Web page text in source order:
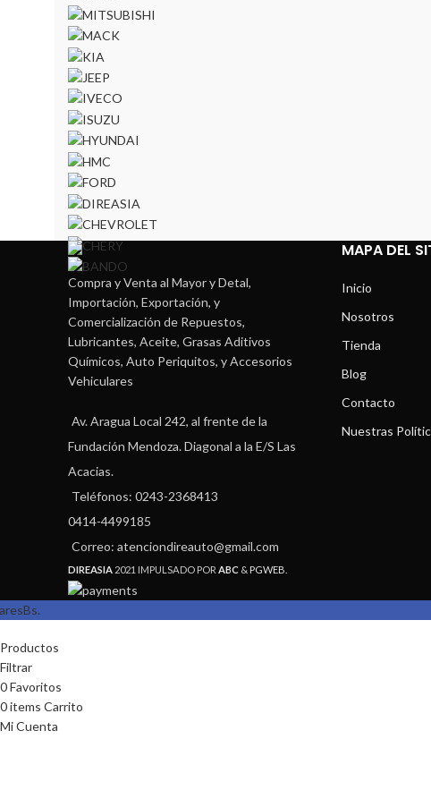
Compra y Venta al Mayor y Detal,
Importación, Exportación, y
Comercialización de Repuestos,
Lubricantes, Aceite, Grasas Aditivos
Químicos, Auto Periquitos, y Accesorios
Vehiculares
Av. Aragua Local 242, al frente de la
Fundación Mendoza. Diagonal a la E/S Las
Acacias.
Teléfonos: 0243-2368413
0414-4499185
Correo: atenciondireauto@gmail.com
MAPA DEL
Inicio
Nosotros
Tienda
Blog
Contacto
Nuestras
DIREASIA 2021 IMPULSADO POR ABC &PGWEB
Bs.
Productos
Filtrar
0Favoritos
0items Carrito
Mi Cuenta